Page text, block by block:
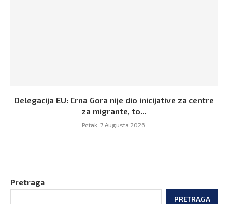
Delegacija EU: Crna Gora nije dio inicijative za centre
za migrante, to...
Petak, 7 Augusta 2026,
Pretraga
PRETRAGA